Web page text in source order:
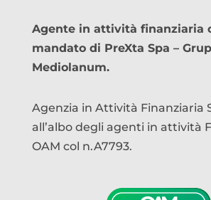
Agente in attività finanziaria
mandato di PreXta Spa –
Mediolanum.
Agenzia in Attività Finanziaria
all’albo degli agenti in attività
OAM col n.A7793.